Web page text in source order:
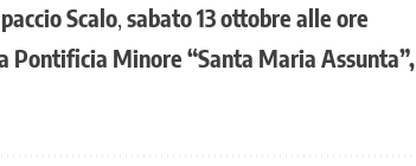
Scalo sabato 13 ottobre alle ore
Pontificia Minore “Santa Maria Assunta”,